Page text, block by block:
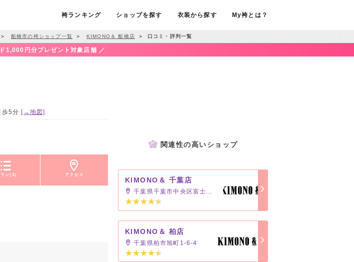
袴ランキング ショップを探す 衣装から探す My袴とは？
＞ 船橋市の袴ショップ一覧 ＞ KIMONO＆ 船橋店 ＞ 口コミ・評判一覧
1,000円分プレゼント対象店舗 ／
5分 [→地図]
ラン(3) アクセス
関連性の高いショップ
KIMONO＆ 千葉店
千葉県千葉市中央区富士見2-14-1
KIMONO＆ 柏店
千葉県柏市旭町1-6-4